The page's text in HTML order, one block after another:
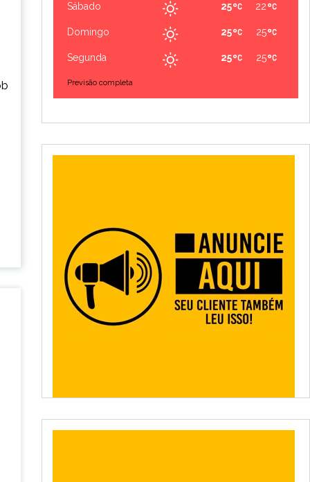
Sábado 22
25
Domingo 25
25
Segunda 25
25
Previsão completa